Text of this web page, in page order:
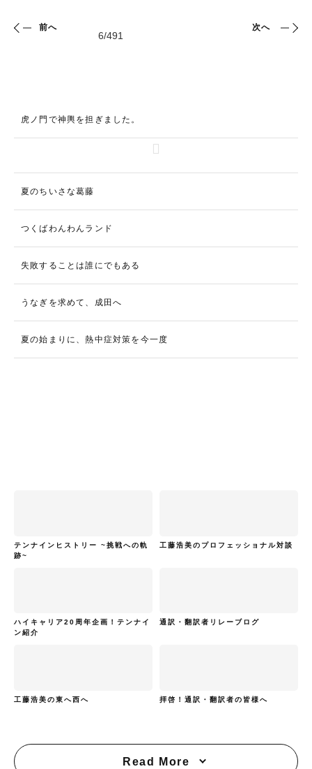
前へ 次へ
虎ノ門で神輿を担ぎました。
夏のちいさな葛藤
つくばわんわんランド
失敗することは誰にでもある
うなぎを求めて、成田へ
夏の始まりに、熱中症対策を今一度
テンナインヒストリー ~挑戦への軌
跡~
工藤浩美のプロフェッショナル対談
ハイキャリア20周年企画！テンナイ
ン紹介
通訳・翻訳者リレーブログ
工藤浩美の東へ西へ 拝啓！通訳・翻訳者の皆様へ
Read More